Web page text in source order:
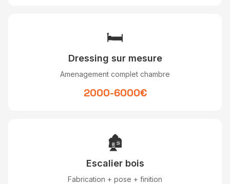
🛏
Dressing sur mesure
Amenagement complet chambre
2000-6000€
🏚
Escalier bois
Fabrication + pose + finition